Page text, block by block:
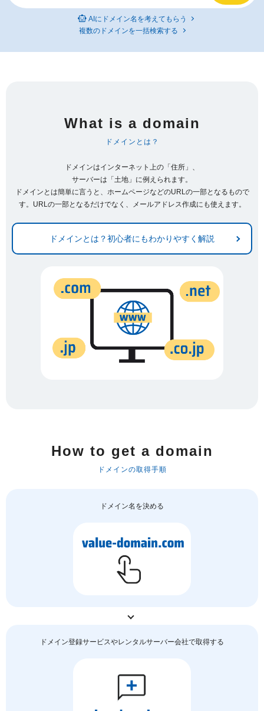
AIにドメイン名を考えてもらう
複数のドメインを一括検索する
What is a domain
ドメインとは？
ドメインはインターネット上の「住所」、
サーバーは「土地」に例えられます。
ドメインとは簡単に言うと、ホームページなどのURLの一部となるもので
す。URLの一部となるだけでなく、メールアドレス作成にも使えます。
ドメインとは？初心者にもわかりやすく解説
How to get a domain
ドメインの取得手順
ドメイン名を決める
ドメイン登録サービスやレンタルサーバー会社で取得する